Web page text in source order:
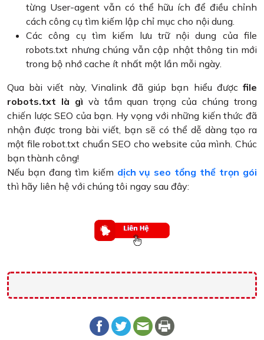
từng User-agent vẫn có thể hữu ích để điều chỉnh
cách công cụ tìm kiếm lập chỉ mục cho nội dung.
Các công cụ tìm kiếm lưu trữ nội dung của file
robots.txt nhưng chúng vẫn cập nhật thông tin mới
trong bộ nhớ cache ít nhất một lần mỗi ngày.
Qua bài viết này, Vinalink đã giúp bạn hiểu được file
robots.txt là gì và tầm quan trọng của chúng trong
chiến lược SEO của bạn. Hy vọng với những kiến thức đã
nhận được trong bài viết, bạn sẽ có thể dễ dàng tạo ra
một file robot.txt chuẩn SEO cho website của mình. Chúc
bạn thành công!
Nếu bạn đang tìm kiếm dịch vụ seo tổng thể trọn gói
thì hãy liên hệ với chúng tôi ngay sau đây: